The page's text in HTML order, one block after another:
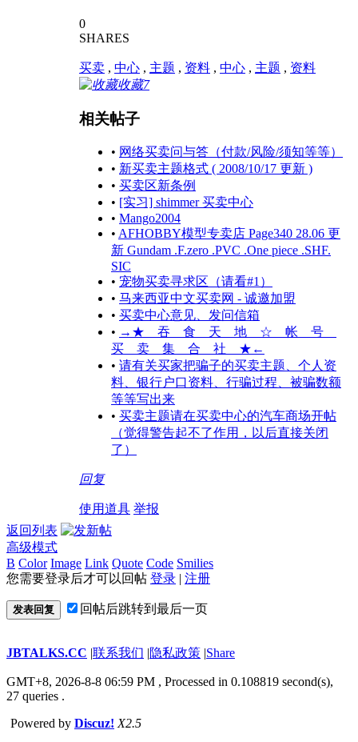
0
SHARES
买卖 , 中心 , 主题 , 资料 , 中心 , 主题 , 资料
收藏7
相关帖子
• 网络买卖问与答（付款/风险/须知等等）
• 新买卖主题格式 ( 2008/10/17 更新 )
• 买卖区新条例
• [实习] shimmer 买卖中心
• Mango2004
• AFHOBBY模型专卖店 Page340 28.06 更
新 Gundam .F.zero .PVC .One piece .SHF.
SIC
• 宠物买卖寻求区（请看#1）
• 马来西亚中文买卖网 - 诚邀加盟
• 买卖中心意见、发问信箱
• →★ 吞 食 天 地 ☆ 帐 号
买 卖 集 合 社 ★←
• 请有关买家把骗子的买卖主题、个人资
料、银行户口资料、行骗过程、被骗数额
等等写出来
• 买卖主题请在买卖中心的汽车商场开帖
（觉得警告起不了作用，以后直接关闭
了）
回复
使用道具 举报
返回列表
高级模式
B Color Image Link Quote Code Smilies
您需要登录后才可以回帖 登录 | 注册
发表回复 回帖后跳转到最后一页
JBTALKS.CC |联系我们 |隐私政策 |Share
GMT+8, 2026-8-8 06:59 PM , Processed in 0.108819 second(s),
27 queries .
Powered by Discuz! X2.5